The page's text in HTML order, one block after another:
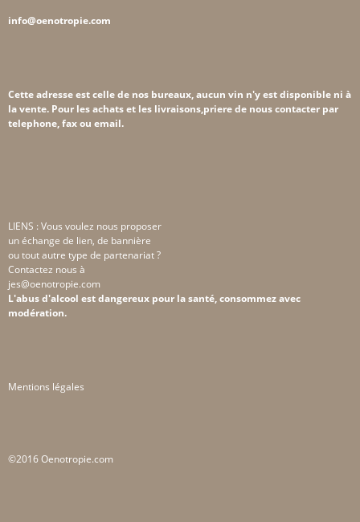
info@oenotropie.com
Cette adresse est celle de nos bureaux, aucun vin n'y est disponible ni à
la vente. Pour les achats et les livraisons,priere de nous contacter par
telephone, fax ou email.
LIENS : Vous voulez nous proposer
un échange de lien, de bannière
ou tout autre type de partenariat ?
Contactez nous à
jes@oenotropie.com
L'abus d'alcool est dangereux pour la santé, consommez avec
modération.
Mentions légales
©2016 Oenotropie.com